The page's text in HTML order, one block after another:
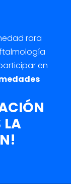
rara
en
LA